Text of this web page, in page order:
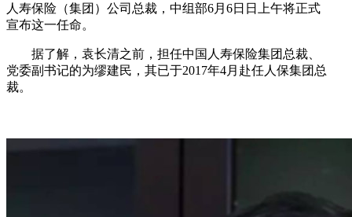
人寿保险（集团）公司总裁，中组部6月6日日上午将正式
宣布这一任命。
据了解，袁长清之前，担任中国人寿保险集团总裁、
党委副书记的为缪建民，其已于2017年4月赴任人保集团总
裁。